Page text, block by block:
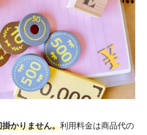
かりません。利用料金は商品代の